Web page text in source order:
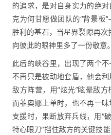
的追求，是对自身实力的绝
克为何甘愿做团队的“背景
胜利的基石，当星界裂隙再
向彼此的眼神里多了一份敬意。
此后的峡谷里，出现了两个不
不再只是被动地套盾，他会
敌方阵营，用“炫光”眩晕敌方
而菲奥娜上单时，也不再一
支援时，果断放弃兵线，用“
特心眼刀”挡住敌方的关键技